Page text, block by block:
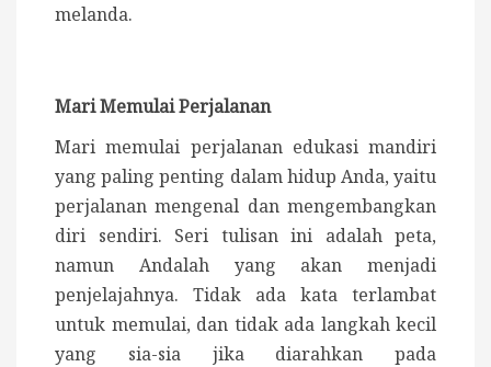
melanda.
Mari Memulai Perjalanan
Mari memulai perjalanan edukasi mandiri
yang paling penting dalam hidup Anda, yaitu
perjalanan mengenal dan mengembangkan
diri sendiri. Seri tulisan ini adalah peta,
namun Andalah yang akan menjadi
penjelajahnya. Tidak ada kata terlambat
untuk memulai, dan tidak ada langkah kecil
yang sia-sia jika diarahkan pada